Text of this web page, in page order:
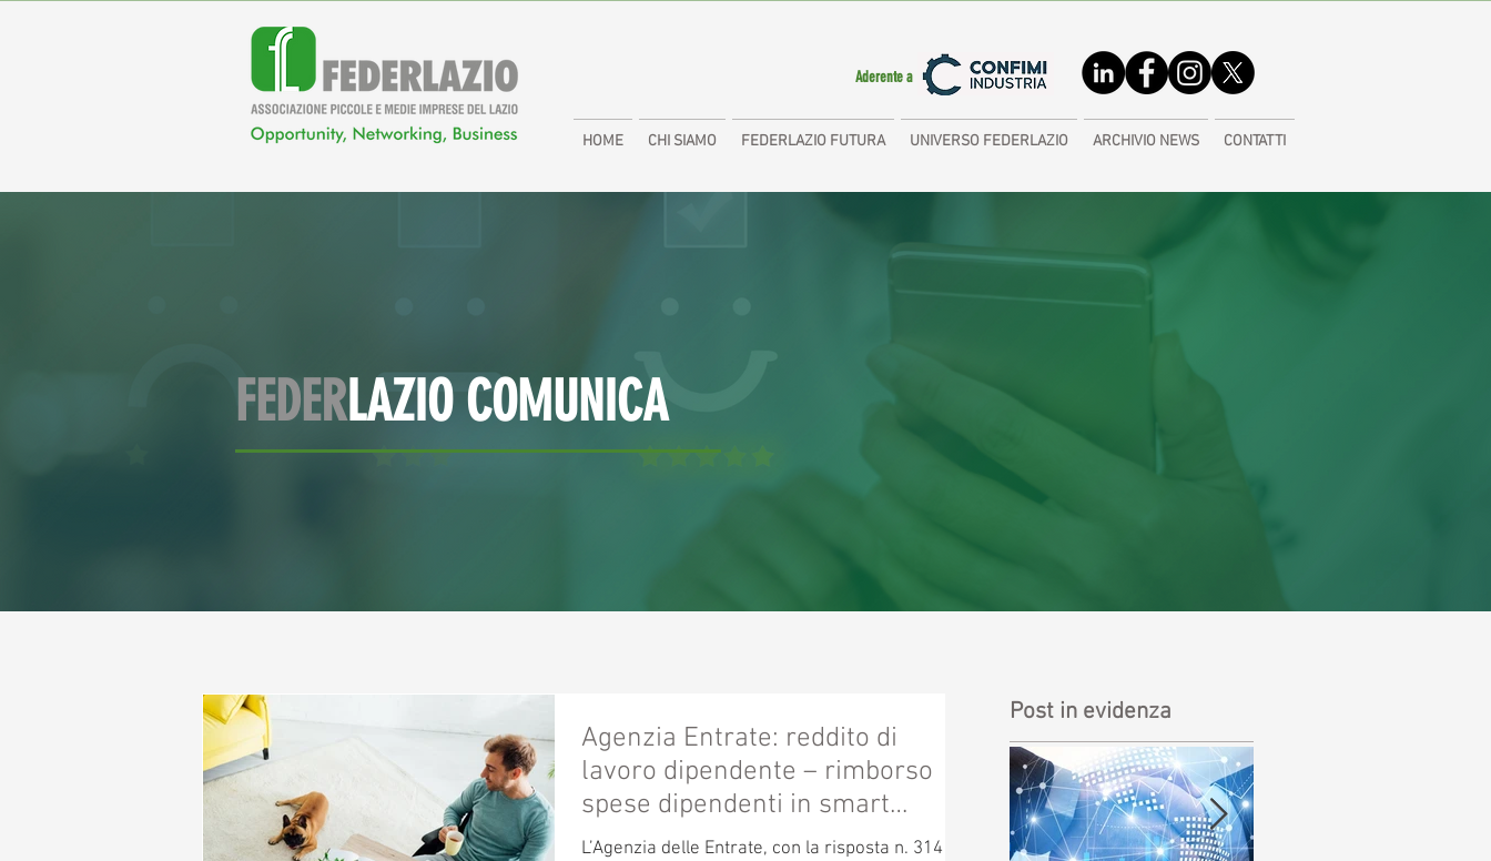
Aderente a
HOME CHI SIAMO FEDERLAZIO FUTURA UNIVERSO FEDERLAZIO ARCHIVIO NEWS CONTATTI
FEDERLAZIO COMUNICA
Agenzia Entrate: reddito di
lavoro dipendente – rimborso
spese dipendenti in smart
working
L’Agenzia delle Entrate, con la risposta n. 314
Post in evidenza